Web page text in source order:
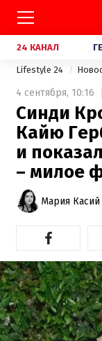
24 КАНАЛ
Lifestyle 24
4 сентября, 10:16
Синди
Кайю
и
– милое
Мария Касий